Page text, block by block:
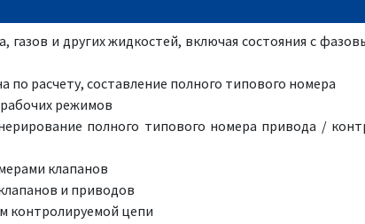
газов и других жидкостей, включая состояния с
по расчету, составление полного типового номера
режимов
полного типового номера привода /
клапанов
и приводов
контролируемой цепи